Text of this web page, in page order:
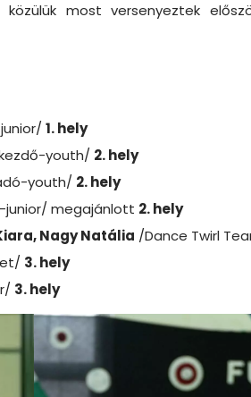
közülük most versenyeztek
1. hely
youth/ 2. hely
youth/ 2. hely
junior/ megajánlott 2. hely
Nagy Natália /Dance Twirl
3. hely
3. hely